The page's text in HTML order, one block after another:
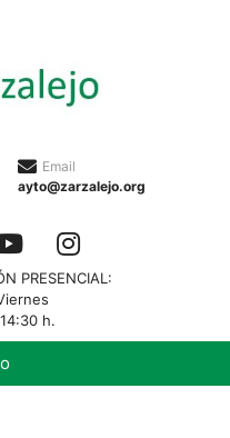
Email
ayto@zarzalejo.org
PRESENCIAL:
h.